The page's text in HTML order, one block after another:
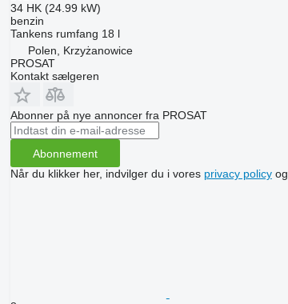
34 HK (24.99 kW)
benzin
Tankens rumfang 18 l
Polen, Krzyżanowice
PROSAT
Kontakt sælgeren
Abonner på nye annoncer fra PROSAT
Abonnement
Når du klikker her, indvilger du i vores privacy policyog